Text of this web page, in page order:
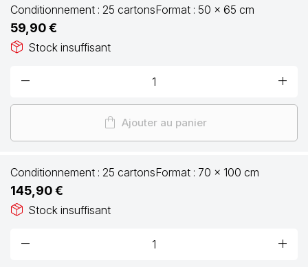
Conditionnement : 25 cartonsFormat : 50 x 65 cm
59,90 €
package_2 Stock insuffisant
remove add
shopping_bag Ajouter au panier
Conditionnement : 25 cartonsFormat : 70 x 100 cm
145,90 €
package_2 Stock insuffisant
remove add